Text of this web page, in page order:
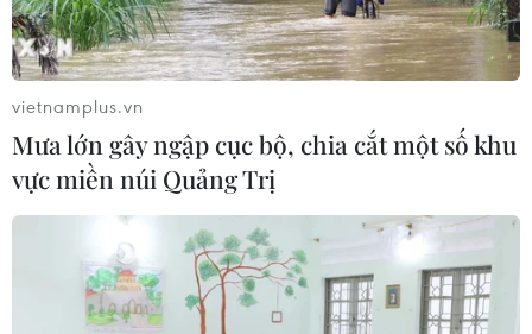
nơi nắng nóng gay gắt trên 37 độ C
09/08/2026 07:57
Ngư dân trôi dạt trên biển được các
tàu cá cứu vớt, đưa vào bờ an toàn
09/08/2026 07:45
vietnamplus.vn
Mưa lớn gây ngập cục bộ, chia cắt một số khu
vực miền núi Quảng Trị